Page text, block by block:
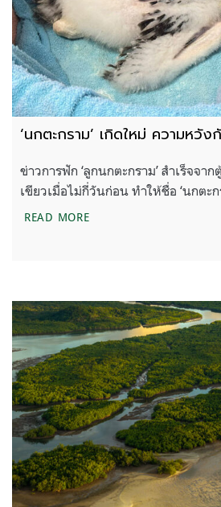
‘นกตะกราม’ เกิดใหม่ ความหวั
ข่าวการฟัก ‘ลูกนกตะกราม’ สำเร็จจา
เขียวเมื่อไม่กี่วันก่อน ทำให้ชื่อ ‘นกตะ
READ MORE‘นกตะกราม’ เกิดใหม่ คว